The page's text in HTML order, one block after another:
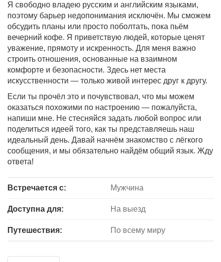
Я свободно владею русским и английским языками,
поэтому барьер недопонимания исключён. Мы сможем
обсудить планы или просто поболтать, пока пьём
вечерний кофе. Я приветствую людей, которые ценят
уважение, прямоту и искренность. Для меня важно
строить отношения, основанные на взаимном
комфорте и безопасности. Здесь нет места
искусственности — только живой интерес друг к другу.
Если ты прочёл это и почувствовал, что мы можем
оказаться похожими по настроению — пожалуйста,
напиши мне. Не стесняйся задать любой вопрос или
поделиться идеей того, как ты представляешь наш
идеальный день. Давай начнём знакомство с лёгкого
сообщения, и мы обязательно найдём общий язык. Жду
ответа!
Встречается с: Мужчина
Доступна для: На выезд
Путешествия: По всему миру